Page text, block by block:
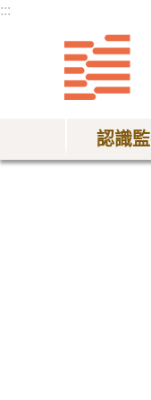
:::
認識